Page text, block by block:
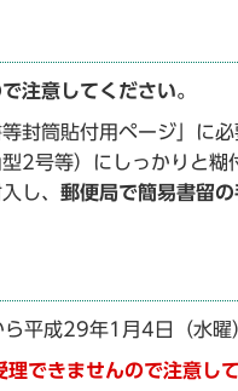
注意してください。
封筒貼付用ページ」に
2号等）にしっかりと糊
し、 郵便局で簡易書留の
成29年1月4日（水曜
できませんので注意して